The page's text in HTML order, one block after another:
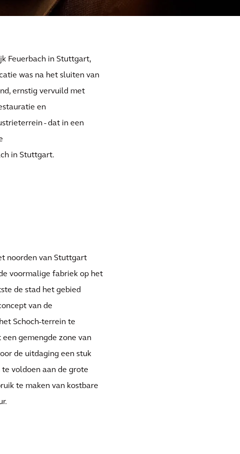
Feuerbach in Stuttgart,
was na het sluiten van
ernstig vervuild met
en
- dat in een
in Stuttgart.
noorden van Stuttgart
voormalige fabriek op het
de stad het gebied
van de
Schoch-terrein te
gemengde zone van
de uitdaging een stuk
voldoen aan de grote
te maken van kostbare